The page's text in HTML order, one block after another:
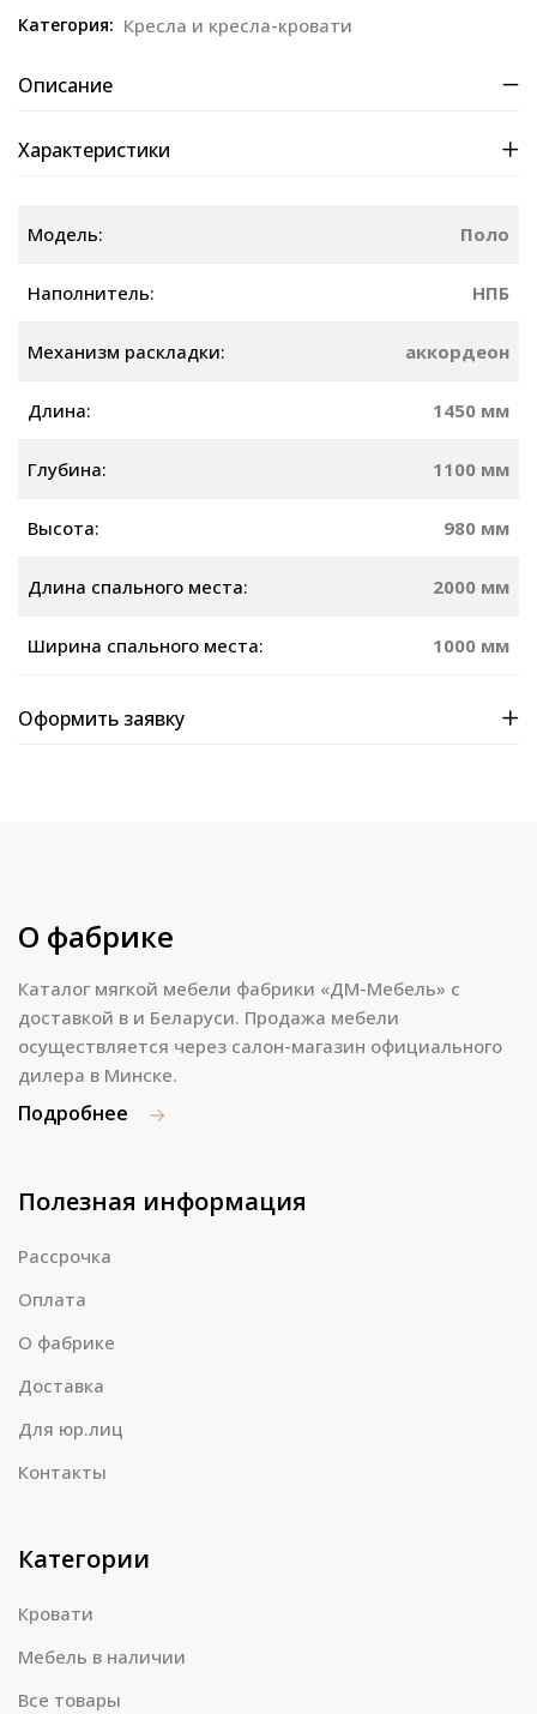
Категория: Кресла и кресла-кровати
Описание
Характеристики
Модель: Поло
Наполнитель: НПБ
Механизм раскладки: аккордеон
Длина: 1450 мм
Глубина: 1100 мм
Высота: 980 мм
Длина спального места: 2000 мм
Ширина спального места: 1000 мм
Оформить заявку
О фабрике
Каталог мягкой мебели фабрики «ДМ-Мебель» с
доставкой в и Беларуси. Продажа мебели
осуществляется через салон-магазин официального
дилера в Минске.
Подробнее
Полезная информация
Рассрочка
Оплата
О фабрике
Доставка
Для юр.лиц
Контакты
Категории
Кровати
Мебель в наличии
Все товары